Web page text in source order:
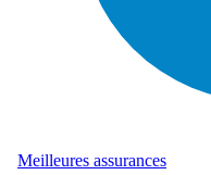
Meilleures assurances